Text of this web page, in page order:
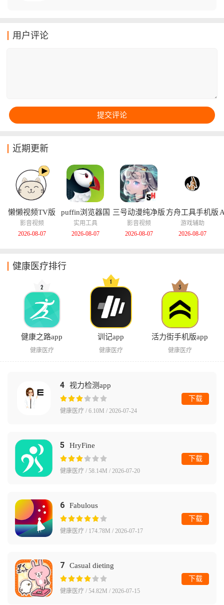
用户评论
近期更新
懒懒视频TV版
影音视频
2026-08-07
puffin浏览器国
际版
实用工具
2026-08-07
三号动漫纯净版
影音视频
2026-08-07
方舟工具手机版
游戏辅助
2026-08-07
健康医疗排行
健康之路app
健康医疗
训记app
健康医疗
活力街手机版app
健康医疗
4 视力检测app
健康医疗 / 6.10M / 2026-07-24
下载
5 HryFine
健康医疗 / 58.14M / 2026-07-20
下载
6 Fabulous
健康医疗 / 174.78M / 2026-07-17
下载
7 Casual dieting
健康医疗 / 54.82M / 2026-07-15
下载